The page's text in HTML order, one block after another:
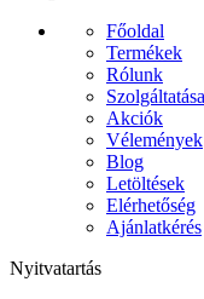
Főoldal
Termékek
Rólunk
Akciók
Vélemények
Blog
Letöltések
Elérhetőség
Ajánlatkérés
Nyitvatartás